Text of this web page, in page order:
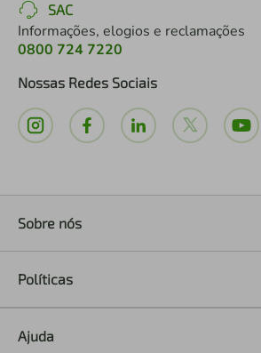
SAC
Informações, elogios e reclamações
0800 724 7220
Nossas Redes Sociais
Sobre nós
Políticas
Ajuda